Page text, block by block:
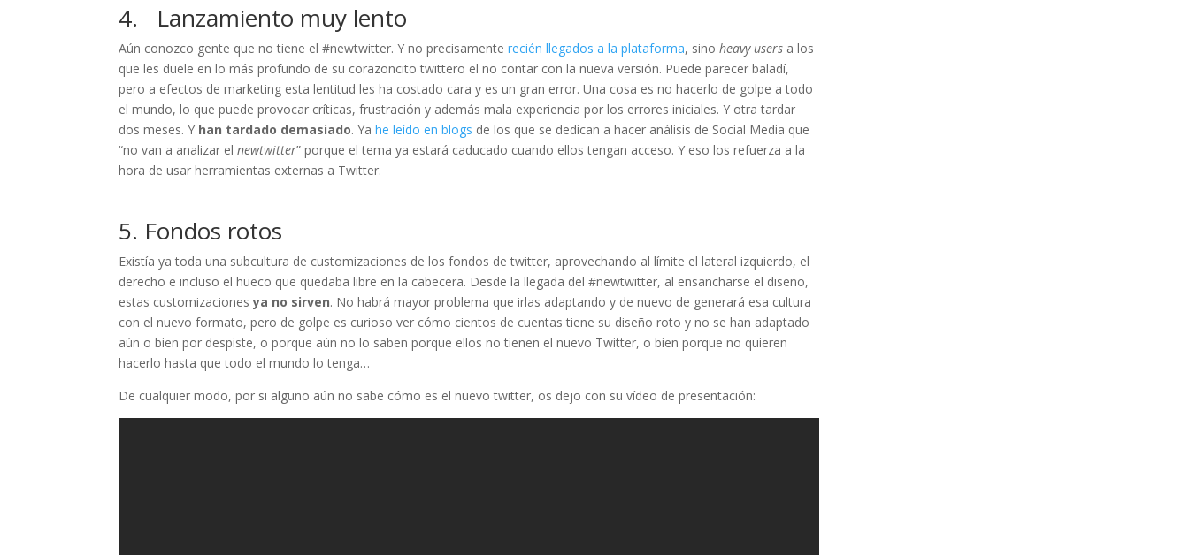
4. Lanzamiento muy lento
Aún conozco gente que no tiene el #newtwitter. Y no precisamenterecién llegados a la plataforma, sinoheavy users a los
que les duele en lo más profundo de su corazoncito twittero el no contar con la nueva versión. Puede parecer baladí,
pero a efectos de marketing esta lentitud les ha costado cara y es un gran error. Una cosa es no hacerlo de golpe a todo
el mundo, lo que puede provocar críticas, frustración y además mala experiencia por los errores iniciales. Y otra tardar
dos meses. Y han tardado demasiado. Yahe leído en blogs de los que se dedican a hacer análisis de Social Media que
“no van a analizar elnewtwitter” porque el tema ya estará caducado cuando ellos tengan acceso. Y eso los refuerza a la
hora de usar herramientas externas a Twitter.
5. Fondos rotos
Existía ya toda una subcultura de customizaciones de los fondos de twitter, aprovechando al límite el lateral izquierdo, el
derecho e incluso el hueco que quedaba libre en la cabecera. Desde la llegada del #newtwitter, al ensancharse el diseño,
estas customizacionesya no sirven. No habrá mayor problema que irlas adaptando y de nuevo de generará esa cultura
con el nuevo formato, pero de golpe es curioso ver cómo cientos de cuentas tiene su diseño roto y no se han adaptado
aún o bien por despiste, o porque aún no lo saben porque ellos no tienen el nuevo Twitter, o bien porque no quieren
hacerlo hasta que todo el mundo lo tenga…
De cualquier modo, por si alguno aún no sabe cómo es el nuevo twitter, os dejo con su vídeo de presentación: